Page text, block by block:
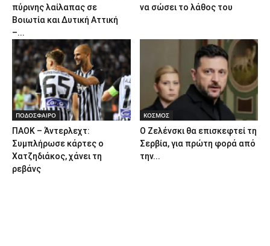
πύρινης λαίλαπας σε
Βοιωτία και Δυτική Αττική
–...
να σώσει το λάθος του
ΠΟΔΟΣΦΑΙΡΟ
ΠΑΟΚ – Άντερλεχτ:
Συμπλήρωσε κάρτες ο
Χατζηδιάκος, χάνει τη
ρεβάνς
ΚΟΣΜΟΣ
Ο Ζελένσκι θα επισκεφτεί τη
Σερβία, για πρώτη φορά από
την...